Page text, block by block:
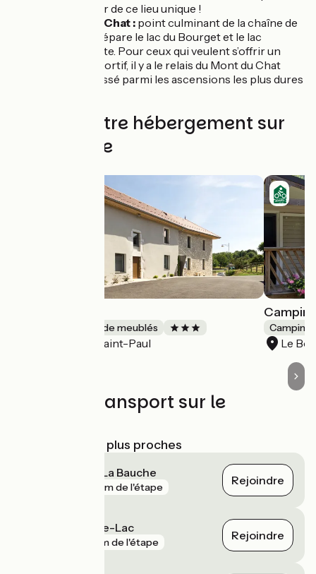
de la douceur de ce lieu unique !
Le Mont du Chat : point culminant de la chaîne de
l'Épine, qui sépare le lac du Bourget et le lac
d’Aiguebelette. Pour ceux qui veulent s’offrir un
extra très sportif, il y a le relais du Mont du Chat
(1496 m), classé parmi les ascensions les plus dures
Trouvez votre hébergement sur
cette étape
Gîtes et locations de meublés
Saint-Paul Le
Trains et transport sur le
Gares SNCF les plus proches
Lépin-le-Lac - La Bauche
651 m de l'étape Rejoindre
Aiguebelette-le-Lac
2 km de l'étape Rejoindre